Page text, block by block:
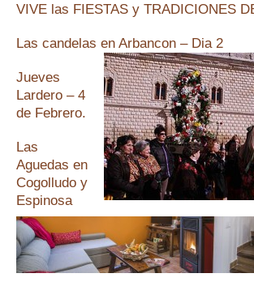
VIVE las FIESTAS y TRADICIONES
Las candelas en Arbancon – Dia 2
Jueves
Lardero – 4
de Febrero.
Las
Aguedas en
Cogolludo y
Espinosa